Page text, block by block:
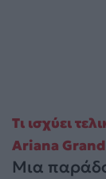
Τι ισχύει
Ariana
Μια